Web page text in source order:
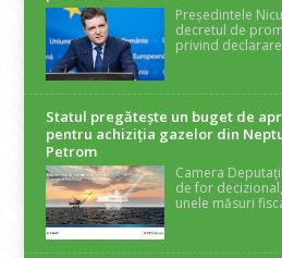
Președintele
decretul de
privind
Statul pregătește un buget de
pentru achiziția gazelor din
Petrom
Camera
de for
unele măsuri